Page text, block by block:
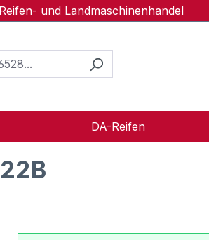
und Landmaschinenhandel
DA-Reifen